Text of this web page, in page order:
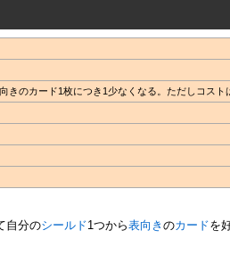
のカード1枚につき1少なくなる。ただしコスト
自分のシールド1つから表向きのカードを